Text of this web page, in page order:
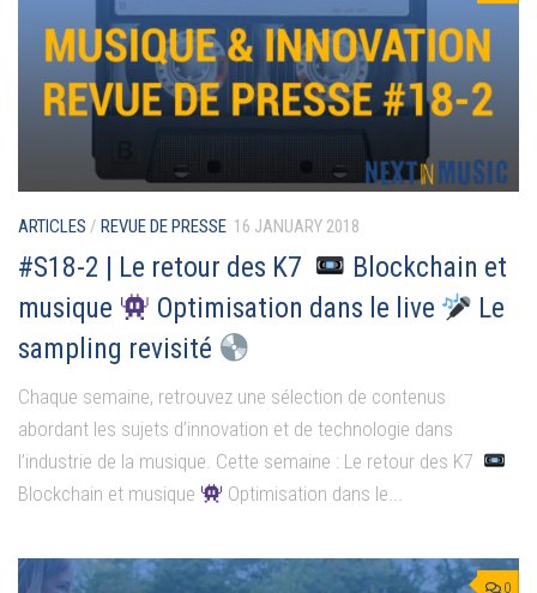
ARTICLES / REVUE DE PRESSE 16 JANUARY 2018
#S18-2 | Le retour des K7
Blockchain et
musique
Optimisation dans le live
Le
sampling revisité
Chaque semaine, retrouvez une sélection de contenus
abordant les sujets d’innovation et de technologie dans
l’industrie de la musique. Cette semaine : Le retour des K7
Blockchain et musique
Optimisation dans le...
0